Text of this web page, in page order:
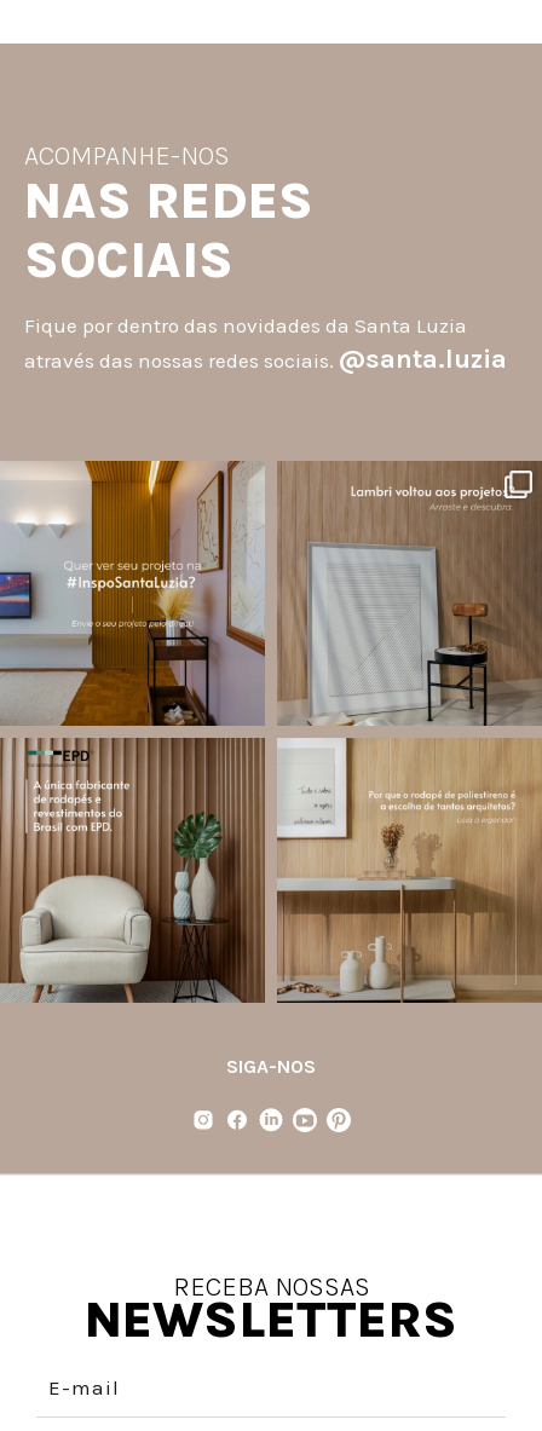
ACOMPANHE-NOS
NAS REDES
SOCIAIS
Fique por dentro das novidades da Santa Luzia
através das nossas redes sociais. @santa.luzia
santa.luzia
A #InspoSantaLuzia é um espaço
criado para divulgar projetos que
utilizam produtos Santa Luzia e
valorizar o trabalho de arquitetos,
designers de...
Jul 28
14 0
O lambri é um revestimento versátil
painéis decorativos e diversas
composições para valorizar o
ambiente!
Jul 27
87 8
Você sabe o que é EPD?
A Declaração Ambiental de Produto
(Environmental Product Declaration) é
um documento internacional que
Jul 21
35 1
Os rodapés de poliestireno
conquistaram espaço na arquitetura
porque unem estética, praticidade e
desempenho em um único produto.
Diferente
SIGA-NOS
RECEBA NOSSAS
NEWSLETTERS